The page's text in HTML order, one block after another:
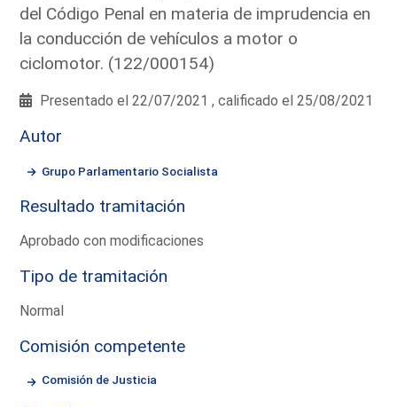
del Código Penal en materia de imprudencia en
la conducción de vehículos a motor o
ciclomotor. (122/000154)
Presentado el 22/07/2021 , calificado el 25/08/2021
Autor
Grupo Parlamentario Socialista
Resultado tramitación
Aprobado con modificaciones
Tipo de tramitación
Normal
Comisión competente
Comisión de Justicia